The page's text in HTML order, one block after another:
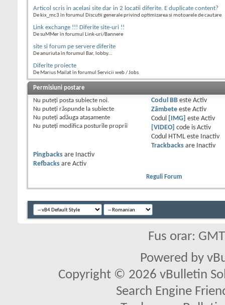
Articol scris in acelasi site dar in 2 locatii diferite. E duplicate content?
De kix_mc3 în forumul Discutii generale privind optimizarea si motoarele de cautare
Link exchange !!! Diferite site-uri !!
De suMMer în forumul Link-uri/Bannere
site si forum pe servere diferite
De anuriuta în forumul Bar, lobby...
Diferite proiecte
De Marius Mailat în forumul Servicii web / Jobs
Permisiuni postare
Nu puteţi posta subiecte noi.
Nu puteţi răspunde la subiecte
Nu puteţi adăuga ataşamente
Nu puteţi modifica posturile proprii
Codul BBeste Activ
Zâmbeteeste Activ
Codul
[IMG] este Activ
[VIDEO]
code is Activ
Codul HTML este
Inactiv
Trackbacksare
Inactiv
Pingbacks are
Inactiv
Refbacks are Activ
Reguli Forum
Fus orar:
Powered by
Copyright © 2026 vBulletin
Search Engine